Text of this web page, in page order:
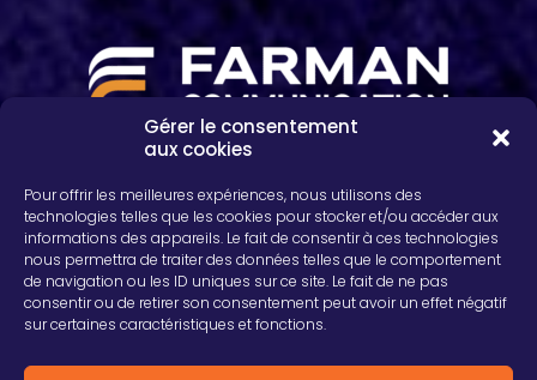
Gérer le consentement
aux cookies
Pour offrir les meilleures expériences, nous utilisons des
technologies telles que les cookies pour stocker et/ou accéder aux
informations des appareils. Le fait de consentir à ces technologies
nous permettra de traiter des données telles que le comportement
de navigation ou les ID uniques sur ce site. Le fait de ne pas
consentir ou de retirer son consentement peut avoir un effet négatif
sur certaines caractéristiques et fonctions.
51664 REIMS cedex
03 26 04 75 24